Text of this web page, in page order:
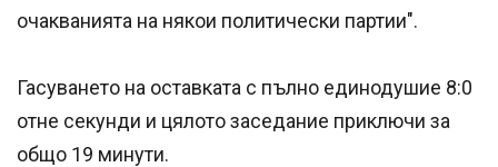
очакванията на някои политически партии".
Гасуването на оставката с пълно единодушие 8:0
отне секунди и цялото заседание приключи за
общо 19 минути.